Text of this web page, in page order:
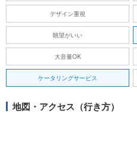
デザイン重視
眺望がいい
大音量OK
ケータリングサービス
地図・アクセス（行き方）